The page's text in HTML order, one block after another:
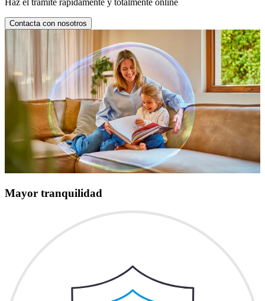
Contacta con nosotros
Mayor tranquilidad